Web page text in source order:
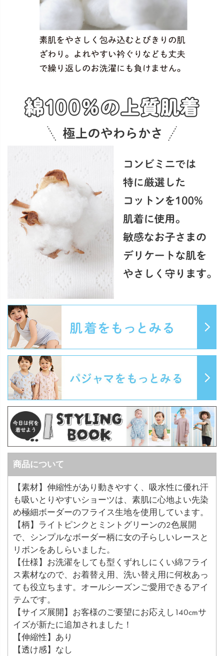
商品について
【素材】伸縮性があり動きやすく、吸水性に優れ汗
も吸いとりやすいショーツは、素肌に心地よい先染
め極細ボーダーのフライス生地を使用しています。
【柄】ライトピンクとミントグリーンの2色展開
で、シンプルなボーダー柄に女の子らしいレースと
リボンをあしらいました。
【仕様】お洗濯をしても型くずれしにくい綿フライ
ス素材なので、お着替え用、洗い替え用に何枚あっ
ても役立ちます。オールシーズンご愛用できるアイ
テムです。
【サイズ展開】お客様のご要望にお応えし140cmサ
イズが新たに追加されました！
【伸縮性】あり
【透け感】なし